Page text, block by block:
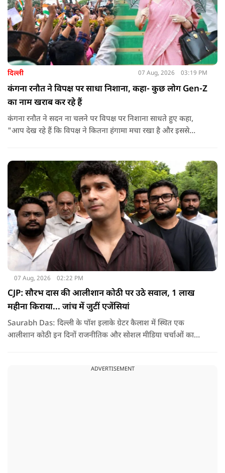
दिल्ली 07 Aug, 2026 03:19 PM
कंगना रनौत ने विपक्ष पर साधा निशाना, कहा- कुछ लोग Gen-Z
का नाम खराब कर रहे हैं
कंगना रनौत ने सदन ना चलने पर विपक्ष पर निशाना साधते हुए कहा,
"आप देख रहे हैं कि विपक्ष ने कितना हंगामा मचा रखा है और इससे
देश के सामने साफ हो रही है. और जब हारते हैं, तो रोना रोते हैं."
07 Aug, 2026 02:22 PM
CJP: सौरभ दास की आलीशान कोठी पर उठे सवाल, 1 लाख
महीना किराया... जांच में जुटीं एजेंसियां
Saurabh Das: दिल्ली के पॉश इलाके ग्रेटर कैलाश में स्थित एक
आलीशान कोठी इन दिनों राजनीतिक और सोशल मीडिया चर्चाओं का
ADVERTISEMENT